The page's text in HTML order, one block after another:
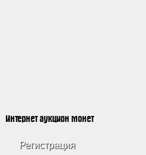
Интернет аукцион монет
Регистрация